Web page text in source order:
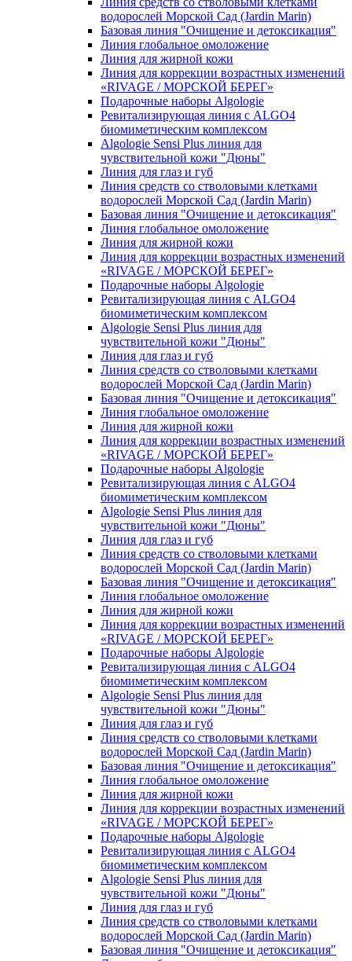
водорослей Морской Сад (Jardin Marin)
Базовая линия "Очищение и детоксикация"
Линия глобальное омоложение
Линия для жирной кожи
Линия для коррекции возрастных изменений
«RIVAGE / МОРСКОЙ БЕРЕГ»
Подарочные наборы Algologie
Ревитализирующая линия с ALGO4
биомиметическим комплексом
Algologie Sensi Plus линия для
чувcтвительной кожи "Дюны"
Линия для глаз и губ
Линия средств со стволовыми клетками
водорослей Морской Сад (Jardin Marin)
Базовая линия "Очищение и детоксикация"
Линия глобальное омоложение
Линия для жирной кожи
Линия для коррекции возрастных изменений
«RIVAGE / МОРСКОЙ БЕРЕГ»
Подарочные наборы Algologie
Ревитализирующая линия с ALGO4
биомиметическим комплексом
Algologie Sensi Plus линия для
чувcтвительной кожи "Дюны"
Линия для глаз и губ
Линия средств со стволовыми клетками
водорослей Морской Сад (Jardin Marin)
Базовая линия "Очищение и детоксикация"
Линия глобальное омоложение
Линия для жирной кожи
Линия для коррекции возрастных изменений
«RIVAGE / МОРСКОЙ БЕРЕГ»
Подарочные наборы Algologie
Ревитализирующая линия с ALGO4
биомиметическим комплексом
Algologie Sensi Plus линия для
чувcтвительной кожи "Дюны"
Линия для глаз и губ
Линия средств со стволовыми клетками
водорослей Морской Сад (Jardin Marin)
Базовая линия "Очищение и детоксикация"
Линия глобальное омоложение
Линия для жирной кожи
Линия для коррекции возрастных изменений
«RIVAGE / МОРСКОЙ БЕРЕГ»
Подарочные наборы Algologie
Ревитализирующая линия с ALGO4
биомиметическим комплексом
Algologie Sensi Plus линия для
чувcтвительной кожи "Дюны"
Линия для глаз и губ
Линия средств со стволовыми клетками
водорослей Морской Сад (Jardin Marin)
Базовая линия "Очищение и детоксикация"
Линия глобальное омоложение
Линия для жирной кожи
Линия для коррекции возрастных изменений
«RIVAGE / МОРСКОЙ БЕРЕГ»
Подарочные наборы Algologie
Ревитализирующая линия с ALGO4
биомиметическим комплексом
Algologie Sensi Plus линия для
чувcтвительной кожи "Дюны"
Линия для глаз и губ
Линия средств со стволовыми клетками
водорослей Морской Сад (Jardin Marin)
Базовая линия "Очищение и детоксикация"